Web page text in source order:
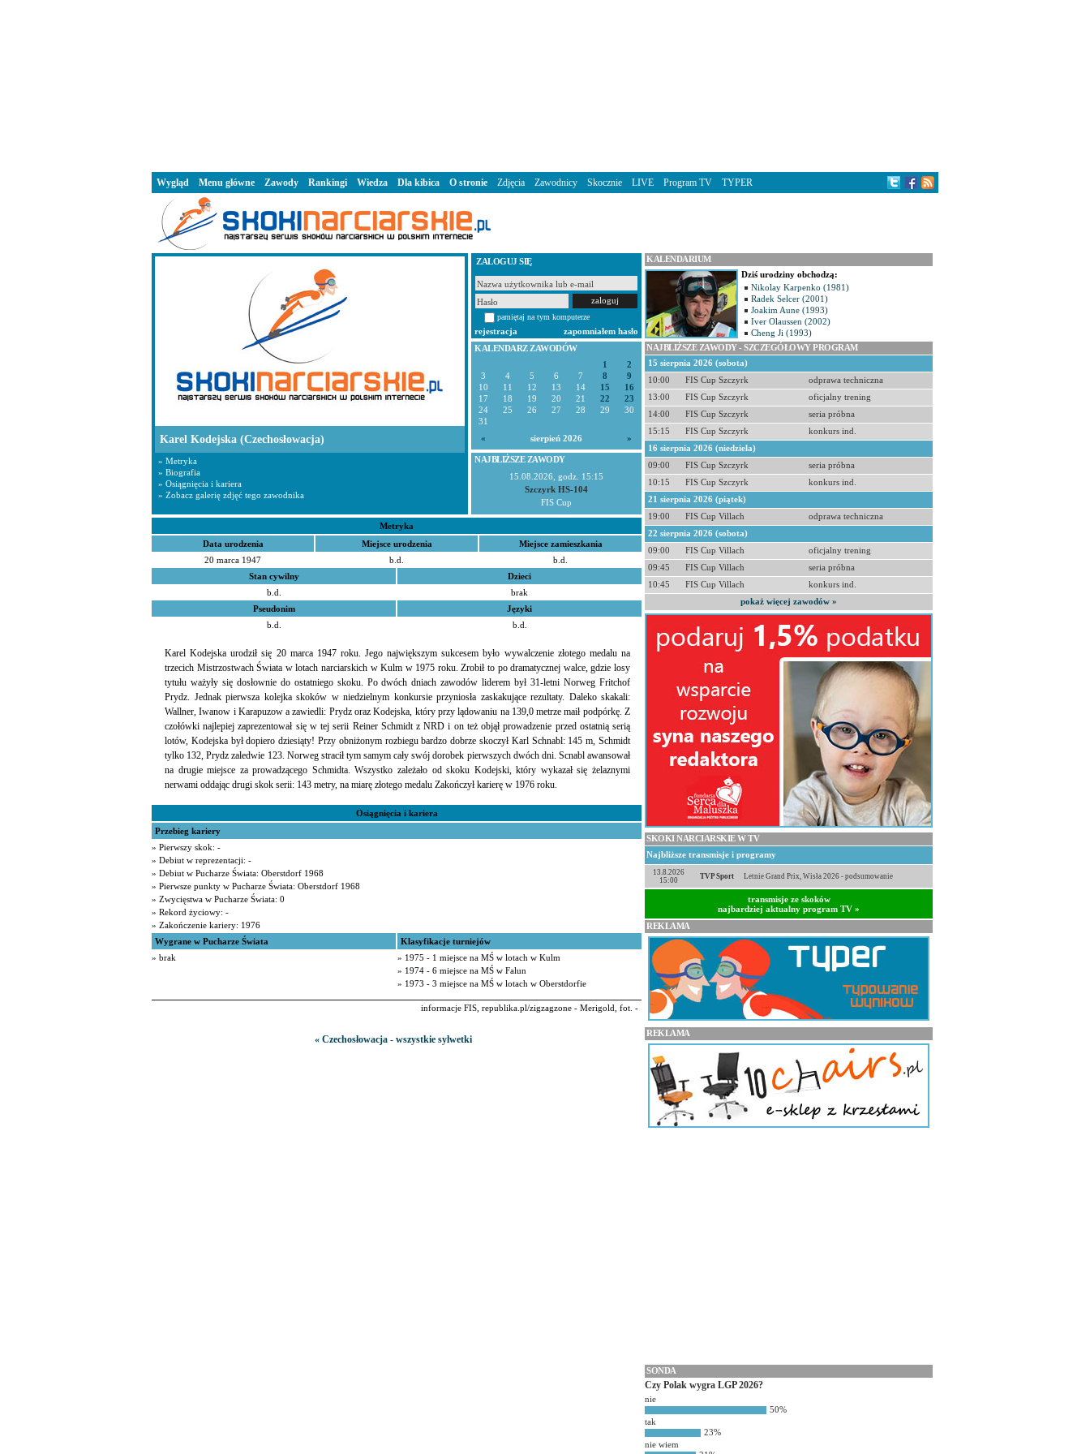
ZALOGUJ SIĘ
pamiętaj na tym komputerze
rejestracja
zapomniałem hasło
KALENDARZ ZAWODÓW
1
2
3
4 5 6 7 8
9
10
11 12 13 14 15
16
17
18 19 20 21 22
23
24
25 26 27 28 29
30
31
«
sierpień 2026 »
NAJBLIŻSZE ZAWODY
15.08.2026, godz. 15:15
Szczyrk HS-104
FIS Cup
Metryka
Data urodzenia
20 marca 1947
Miejsce urodzenia
b.d.
Miejsce zamieszkania
b.d.
Stan cywilny
b.d.
Dzieci
brak
Pseudonim
b.d.
Języki
b.d.
Karel Kodejska urodził się 20 marca 1947 roku. Jego największym sukcesem było wywalczenie złotego medalu na
trzecich Mistrzostwach Świata w lotach narciarskich w Kulm w 1975 roku. Zrobił to po dramatycznej walce, gdzie losy
tytułu ważyły się dosłownie do ostatniego skoku. Po dwóch dniach zawodów liderem był 31-letni Norweg Fritchof
Prydz. Jednak pierwsza kolejka skoków w niedzielnym konkursie przyniosła zaskakujące rezultaty. Daleko skakali:
Wallner, Iwanow i Karapuzow a zawiedli: Prydz oraz Kodejska, który przy lądowaniu na 139,0 metrze maił podpórkę. Z
czołówki najlepiej zaprezentował się w tej serii Reiner Schmidt z NRD i on też objął prowadzenie przed ostatnią serią
lotów, Kodejska był dopiero dziesiąty! Przy obniżonym rozbiegu bardzo dobrze skoczył Karl Schnabl: 145 m, Schmidt
tylko 132, Prydz zaledwie 123. Norweg stracił tym samym cały swój dorobek pierwszych dwóch dni. Scnabl awansował
na drugie miejsce za prowadzącego Schmidta. Wszystko zależało od skoku Kodejski, który wykazał się żelaznymi
nerwami oddając drugi skok serii: 143 metry, na miarę złotego medalu Zakończył karierę w 1976 roku.
Osiągnięcia i kariera
Przebieg kariery
» Pierwszy skok: -
» Debiut w reprezentacji: -
» Debiut w Pucharze Świata: Oberstdorf 1968
» Pierwsze punkty w Pucharze Świata: Oberstdorf 1968
» Zwycięstwa w Pucharze Świata: 0
» Rekord życiowy: -
» Zakończenie kariery: 1976
Wygrane w Pucharze Świata
» brak
Klasyfikacje turniejów
» 1975 - 1 miejsce na MŚ w lotach w Kulm
» 1974 - 6 miejsce na MŚ w Falun
» 1973 - 3 miejsce na MŚ w lotach w Oberstdorfie
informacje FIS, republika.pl/zigzagzone - Merigold, fot. -
« Czechosłowacja - wszystkie sylwetki
Karel Kodejska (Czechosłowacja)
» Metryka
» Biografia
» Osiągnięcia i kariera
» Zobacz galerię zdjęć tego zawodnika
KALENDARIUM
Dziś urodziny obchodzą:
Nikolay Karpenko (1981)
Radek Selcer (2001)
Joakim Aune (1993)
Iver Olaussen (2002)
Cheng Ji (1993)
NAJBLIŻSZE ZAWODY - SZCZEGÓŁOWY PROGRAM
15 sierpnia 2026 (sobota)
10:00
FIS Cup Szczyrk
odprawa techniczna
13:00
FIS Cup Szczyrk
oficjalny trening
14:00
FIS Cup Szczyrk
seria próbna
15:15
FIS Cup Szczyrk
konkurs ind.
16 sierpnia 2026 (niedziela)
09:00
FIS Cup Szczyrk
seria próbna
10:15
FIS Cup Szczyrk
konkurs ind.
21 sierpnia 2026 (piątek)
19:00
FIS Cup Villach
odprawa techniczna
22 sierpnia 2026 (sobota)
09:00
FIS Cup Villach
oficjalny trening
09:45
FIS Cup Villach
seria próbna
10:45
FIS Cup Villach
konkurs ind.
pokaż więcej zawodów »
SKOKI NARCIARSKIE W TV
Najbliższe transmisje i programy
13.8.2026
15:00
TVP Sport Letnie Grand Prix, Wisła 2026 - podsumowanie
transmisje ze skoków
najbardziej aktualny program TV »
REKLAMA
REKLAMA
SONDA
Czy Polak wygra LGP 2026?
nie
50%
tak
23%
nie wiem
Wygląd Menu główne Zawody Rankingi Wiedza Dla kibica O stronie Zdjęcia Zawodnicy Skocznie LIVE Program TV TYPER